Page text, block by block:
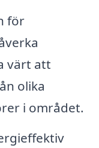
för
värt att
olika
i området.